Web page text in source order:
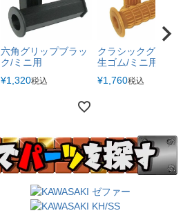
六角グリップブラッ
ク/ミニ用
¥1,320税込
クラシックグリッ
生ゴム/ミニ用
¥1,760税込